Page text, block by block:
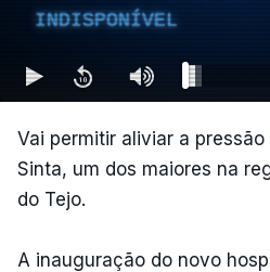
INDISPONÍVEL
Vai permitir aliviar a
Sinta, um dos maiores na
do Tejo.
A inauguração do novo